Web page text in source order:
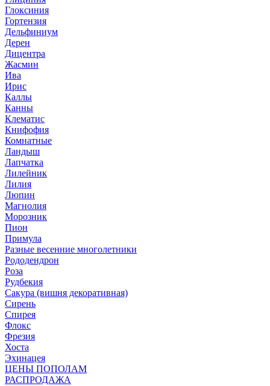
Глоксиния
Гортензия
Дельфиниум
Дерен
Дицентра
Жасмин
Ива
Ирис
Каллы
Канны
Клематис
Книфофия
Комнатные
Ландыш
Лапчатка
Лилейник
Лилия
Люпин
Магнолия
Морозник
Пион
Примула
Разные весенние многолетники
Рододендрон
Роза
Рудбекия
Сакура (вишня декоративная)
Сирень
Спирея
Флокс
Фрезия
Хоста
Эхинацея
ЦЕНЫ ПОПОЛАМ
РАСПРОДАЖА